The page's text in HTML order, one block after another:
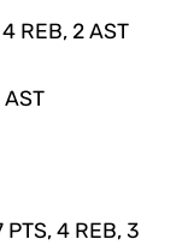
REB, 2 AST
4 REB, 3